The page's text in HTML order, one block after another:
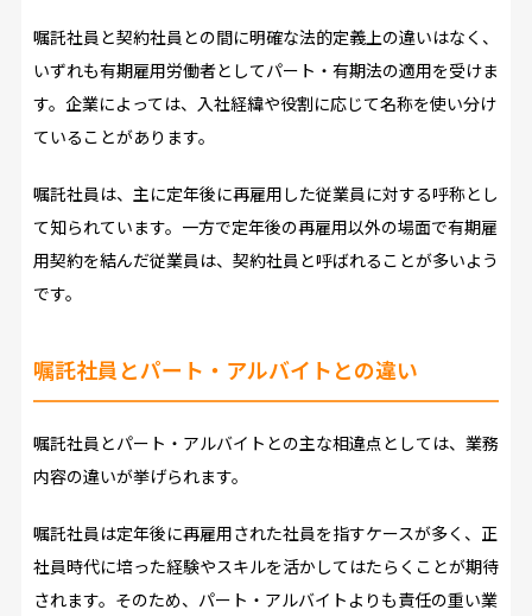
嘱託社員と契約社員との間に明確な法的定義上の違いはなく、
いずれも有期雇用労働者としてパート・有期法の適用を受けま
す。企業によっては、入社経緯や役割に応じて名称を使い分け
ていることがあります。
嘱託社員は、主に定年後に再雇用した従業員に対する呼称とし
て知られています。一方で定年後の再雇用以外の場面で有期雇
用契約を結んだ従業員は、契約社員と呼ばれることが多いよう
です。
嘱託社員とパート・アルバイトとの違い
嘱託社員とパート・アルバイトとの主な相違点としては、業務
内容の違いが挙げられます。
嘱託社員は定年後に再雇用された社員を指すケースが多く、正
社員時代に培った経験やスキルを活かしてはたらくことが期待
されます。そのため、パート・アルバイトよりも責任の重い業